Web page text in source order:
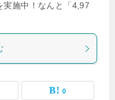
実施中！なんと「4,97
0